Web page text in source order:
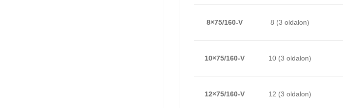
8×75/160-V 8 (3 oldalon)
10×75/160-V 10 (3 oldalon)
12×75/160-V 12 (3 oldalon)